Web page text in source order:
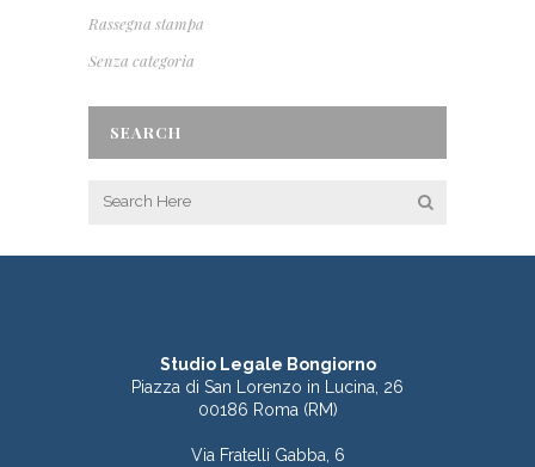
Rassegna stampa
Senza categoria
SEARCH
Studio Legale Bongiorno
Piazza di San Lorenzo in Lucina, 26
00186 Roma (RM)
Via Fratelli Gabba, 6